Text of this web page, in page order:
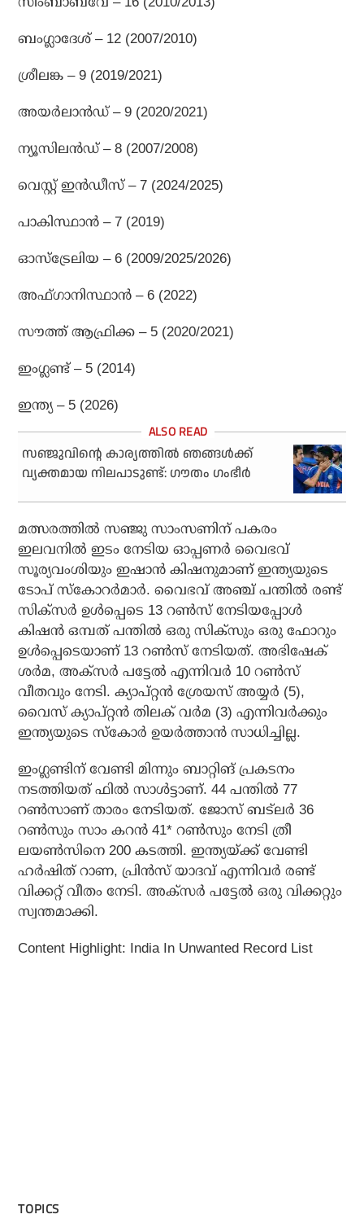
ബംഗ്ലാദേശ് – 12 (2007/2010)
ശ്രീലങ്ക – 9 (2019/2021)
അയര്‍ലാന്‍ഡ് – 9 (2020/2021)
ന്യൂസിലന്‍ഡ് – 8 (2007/2008)
വെസ്റ്റ് ഇന്‍ഡീസ് – 7 (2024/2025)
പാകിസ്ഥാന്‍ – 7 (2019)
ഓസ്‌ട്രേലിയ – 6 (2009/2025/2026)
അഫ്ഗാനിസ്ഥാന്‍ – 6 (2022)
സൗത്ത് ആഫ്രിക്ക – 5 (2020/2021)
ഇംഗ്ലണ്ട് – 5 (2014)
ഇന്ത്യ – 5 (2026)
സഞ്ജുവിന്റെ കാര്യത്തില്‍ ഞങ്ങള്‍ക്ക്
വ്യക്തമായ നിലപാടുണ്ട്: ഗൗതം ഗംഭീര്‍
മത്സരത്തില്‍ സഞ്ജു സാംസണിന് പകരം
ഇലവനില്‍ ഇടം നേടിയ ഓപ്പണര്‍ വൈഭവ്
സൂര്യവംശിയും ഇഷാന്‍ കിഷനുമാണ് ഇന്ത്യയുടെ
ടോപ് സ്‌കോറര്‍മാര്‍. വൈഭവ് അഞ്ച് പന്തില്‍ രണ്ട്
സിക്‌സര്‍ ഉള്‍പ്പെടെ 13 റണ്‍സ് നേടിയപ്പോള്‍
കിഷന്‍ ഒമ്പത് പന്തില്‍ ഒരു സിക്‌സും ഒരു ഫോറും
ഉള്‍പ്പെടെയാണ് 13 റണ്‍സ് നേടിയത്. അഭിഷേക്
ശര്‍മ, അക്‌സര്‍ പട്ടേല്‍ എന്നിവര്‍ 10 റണ്‍സ്
വീതവും നേടി. ക്യാപ്റ്റന്‍ ശ്രേയസ് അയ്യര്‍ (5),
വൈസ് ക്യാപ്റ്റന്‍ തിലക് വര്‍മ (3) എന്നിവര്‍ക്കും
ഇന്ത്യയുടെ സ്‌കോര്‍ ഉയര്‍ത്താന്‍ സാധിച്ചില്ല.
ഇംഗ്ലണ്ടിന് വേണ്ടി മിന്നും ബാറ്റിങ് പ്രകടനം
നടത്തിയത് ഫില്‍ സാള്‍ട്ടാണ്. 44 പന്തില്‍ 77
റണ്‍സാണ് താരം നേടിയത്. ജോസ് ബട്‌ലര്‍ 36
റണ്‍സും സാം കറന്‍ 41* റണ്‍സും നേടി ത്രീ
ലയണ്‍സിനെ 200 കടത്തി. ഇന്ത്യയ്ക്ക് വേണ്ടി
ഹര്‍ഷിത് റാണ, പ്രിന്‍സ് യാദവ് എന്നിവര്‍ രണ്ട്
വിക്കറ്റ് വീതം നേടി. അക്‌സര്‍ പട്ടേല്‍ ഒരു വിക്കറ്റും
സ്വന്തമാക്കി.
Content Highlight: India In Unwanted Record List
TOPICS